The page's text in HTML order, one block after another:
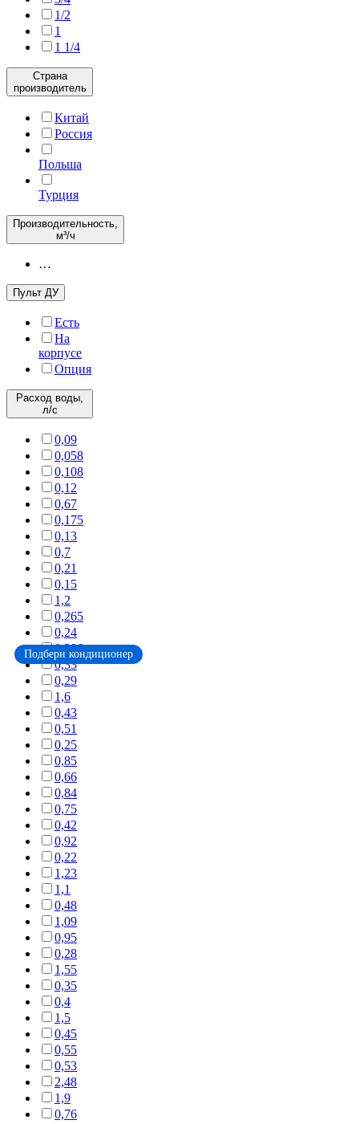
Подбери кондиционер
1/2
1
1 1/4
Страна
производитель
Китай
Россия
Польша
Турция
Производительность,
м³/ч
…
Пульт ДУ
Есть
На
корпусе
Опция
Расход воды,
л/с
0,09
0,058
0,108
0,12
0,67
0,175
0,13
0,7
0,21
0,15
1,2
0,265
0,24
0,386
0,33
0,29
1,6
0,43
0,51
0,25
0,85
0,66
0,84
0,75
0,42
0,92
0,22
1,23
1,1
0,48
1,09
0,95
0,28
1,55
0,35
0,4
1,5
0,45
0,55
0,53
2,48
1,9
0,76